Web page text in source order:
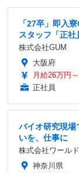
「27卒」即入
スタッフ「正社
株式会社GUM
大阪府
月給26万円
正社員
バイオ研究現
いを、仕事に
株式会社ワール
神奈川県